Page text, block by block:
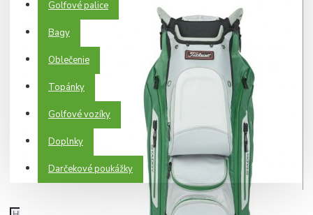
Golfové palice
Bagy
Oblečenie
Topánky
Golfové vozíky
Doplnky
Darčekové poukážky